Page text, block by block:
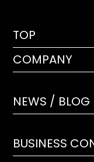
TOP
COMPANY
NEWS / BLOG
BUSINESS